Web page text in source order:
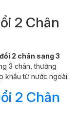
2 Chân
2 chân sang 3
3 chân, thường
khẩu từ nước ngoài.
2 Chân